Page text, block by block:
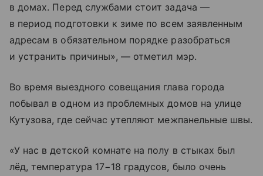
в домах. Перед службами стоит задача —
в период подготовки к зиме по всем заявленным
адресам в обязательном порядке разобраться
и устранить причины», — отметил мэр.
Во время выездного совещания глава города
побывал в одном из проблемных домов на улице
Кутузова, где сейчас утепляют межпанельные швы.
«У нас в детской комнате на полу в стыках был
лёд, температура 17−18 градусов, было очень